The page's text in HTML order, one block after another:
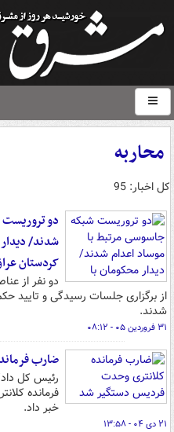
محاربه
کل اخبار: 95
دو
شدند/ دیدار
کردستان
دو نفر از
از برگزاری جلسات رسیدگی و تایید
شدند.
۳۱ فروردین ۰۵ - ۰۸:۱۲
ضارب
رئیس کل
فرمانده
خبر داد.
۲۱ دی ۰۴ - ۱۳:۵۸